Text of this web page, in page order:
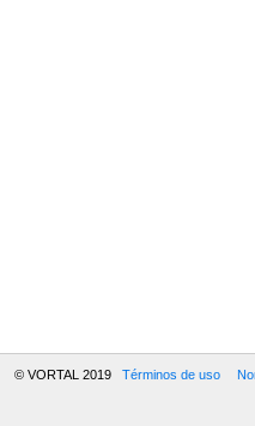
© VORTAL 2019 Términos de uso